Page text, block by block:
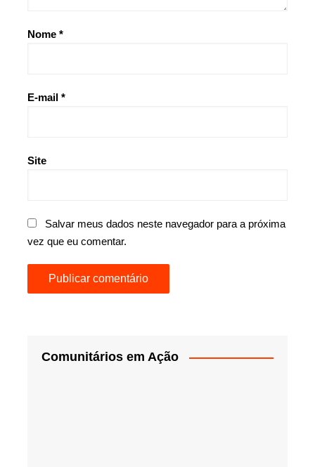
Nome *
E-mail *
Site
Salvar meus dados neste navegador para a próxima
vez que eu comentar.
Comunitários em Ação